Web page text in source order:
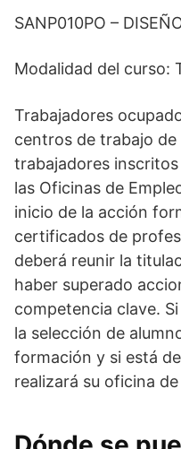
SANP010PO –
Modalidad del curso:
Trabajadores
centros de trabajo
trabajadores
las Oficinas de
inicio de la acción
certificados de
deberá reunir la
haber superado
competencia clave.
la selección de
formación y si está
realizará su oficina